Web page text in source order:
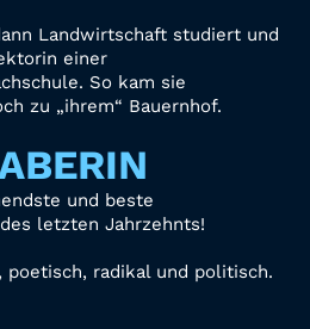
Landwirtschaft studiert und
einer
So kam sie
zu „ihrem“ Bauernhof.
und beste
letzten Jahrzehnts!
poetisch, radikal und politisch.